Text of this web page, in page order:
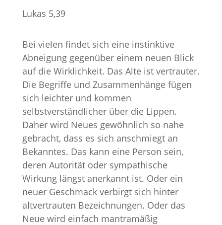
Lukas 5,39
Bei vielen findet sich eine instinktive
Abneigung gegenüber einem neuen Blick
auf die Wirklichkeit. Das Alte ist vertrauter.
Die Begriffe und Zusammenhänge fügen
sich leichter und kommen
selbstverständlicher über die Lippen.
Daher wird Neues gewöhnlich so nahe
gebracht, dass es sich anschmiegt an
Bekanntes. Das kann eine Person sein,
deren Autorität oder sympathische
Wirkung längst anerkannt ist. Oder ein
neuer Geschmack verbirgt sich hinter
altvertrauten Bezeichnungen. Oder das
Neue wird einfach mantramäßig